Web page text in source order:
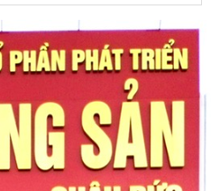
chuẩn bị đầu tư của dự án đã ghi nhận